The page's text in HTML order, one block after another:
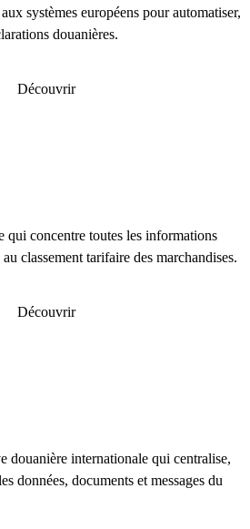
systèmes européens pour automatiser,
douanières.
Découvrir
qui concentre toutes les informations
classement tarifaire des marchandises.
Découvrir
douanière internationale qui centralise,
données, documents et messages du